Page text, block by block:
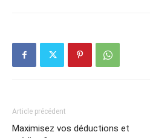
Article précédent
Maximisez vos déductions et